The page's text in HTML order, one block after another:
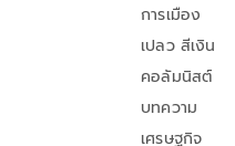
การเมือง
เปลว สีเงิน
คอลัมนิสต์
บทความ
เศรษฐกิจ